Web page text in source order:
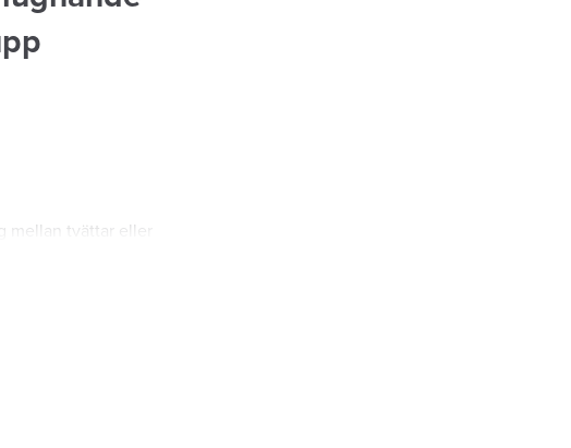
tvättar eller
lugnande
inte de flesta